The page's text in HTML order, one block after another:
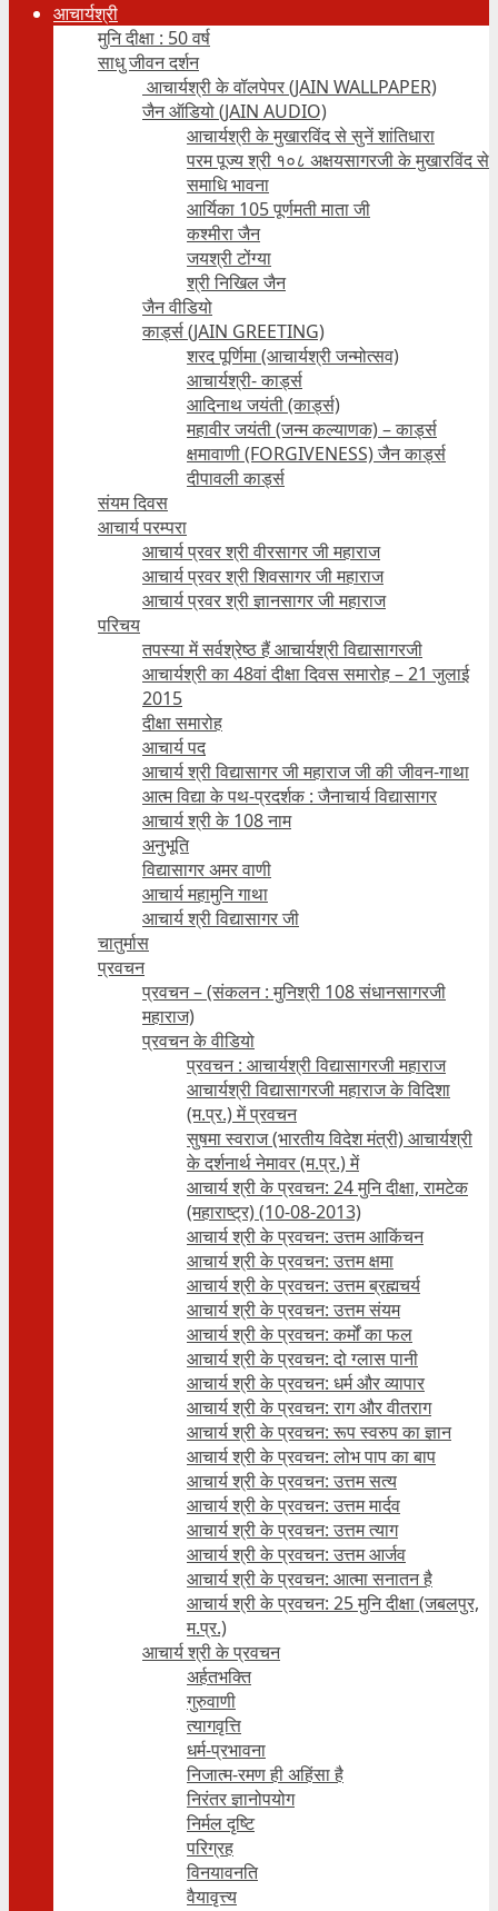
आचार्यश्री
मुनि दीक्षा : 50 वर्ष
साधु जीवन दर्शन
आचार्यश्री के वॉलपेपर (JAIN WALLPAPER)
जैन ऑडियो (JAIN AUDIO)
आचार्यश्री के मुखारविंद से सुनें शांतिधारा
परम पूज्य श्री १०८ अक्षयसागरजी के मुखारविंद से
समाधि भावना
आर्यिका 105 पूर्णमती माता जी
कश्मीरा जैन
जयश्री टोंग्या
श्री निखिल जैन
जैन वीडियो
कार्ड्स (JAIN GREETING)
शरद पूर्णिमा (आचार्यश्री जन्मोत्सव)
आचार्यश्री- कार्ड्स
आदिनाथ जयंती (कार्ड्स)
महावीर जयंती (जन्म कल्याणक) – कार्ड्स
क्षमावाणी (FORGIVENESS) जैन कार्ड्स
दीपावली कार्ड्स
संयम दिवस
आचार्य परम्परा
आचार्य प्रवर श्री वीरसागर जी महाराज
आचार्य प्रवर श्री शिवसागर जी महाराज
आचार्य प्रवर श्री ज्ञानसागर जी महाराज
परिचय
तपस्या में सर्वश्रेष्ठ हैं आचार्यश्री विद्यासागरजी
आचार्यश्री का 48वां दीक्षा दिवस समारोह – 21 जुलाई
2015
दीक्षा समारोह
आचार्य पद
आचार्य श्री विद्यासागर जी महाराज जी की जीवन-गाथा
आत्म विद्या के पथ-प्रदर्शक : जैनाचार्य विद्यासागर
आचार्य श्री के 108 नाम
अनुभूति
विद्यासागर अमर वाणी
आचार्य महामुनि गाथा
आचार्य श्री विद्यासागर जी
चातुर्मास
प्रवचन
प्रवचन – (संकलन : मुनिश्री 108 संधानसागरजी
महाराज)
प्रवचन के वीडियो
प्रवचन : आचार्यश्री ‍विद्यासागरजी महाराज
आचार्यश्री विद्यासागरजी महाराज के विदिशा
(म.प्र.) में प्रवचन
सुषमा स्वराज (भारतीय विदेश मंत्री) आचार्यश्री
के दर्शनार्थ नेमावर (म.प्र.) में
आचार्य श्री के प्रवचन: 24 मुनि दीक्षा, रामटेक
(महाराष्ट्र) (10-08-2013)
आचार्य श्री के प्रवचन: उत्तम आकिंचन
आचार्य श्री के प्रवचन: उत्तम क्षमा
आचार्य श्री के प्रवचन: उत्तम ब्रह्मचर्य
आचार्य श्री के प्रवचन: उत्तम संयम
आचार्य श्री के प्रवचन: कर्मों का फल
आचार्य श्री के प्रवचन: दो ग्लास पानी
आचार्य श्री के प्रवचन: धर्म और व्यापार
आचार्य श्री के प्रवचन: राग और वीतराग
आचार्य श्री के प्रवचन: रूप स्वरुप का ज्ञान
आचार्य श्री के प्रवचन: लोभ पाप का बाप
आचार्य श्री के प्रवचन: उत्तम सत्य
आचार्य श्री के प्रवचन: उत्तम मार्दव
आचार्य श्री के प्रवचन: उत्तम त्याग
आचार्य श्री के प्रवचन: उत्तम आर्जव
आचार्य श्री के प्रवचन: आत्मा सनातन है
आचार्य श्री के प्रवचन: 25 मुनि दीक्षा (जबलपुर,
म.प्र.)
आचार्य श्री के प्रवचन
अर्हतभक्ति
गुरुवाणी
त्यागवृत्ति
धर्म-प्रभावना
निजात्म-रमण ही अहिंसा है
निरंतर ज्ञानोपयोग
निर्मल दृष्टि
परिग्रह
विनयावनति
वैयावृत्त्य